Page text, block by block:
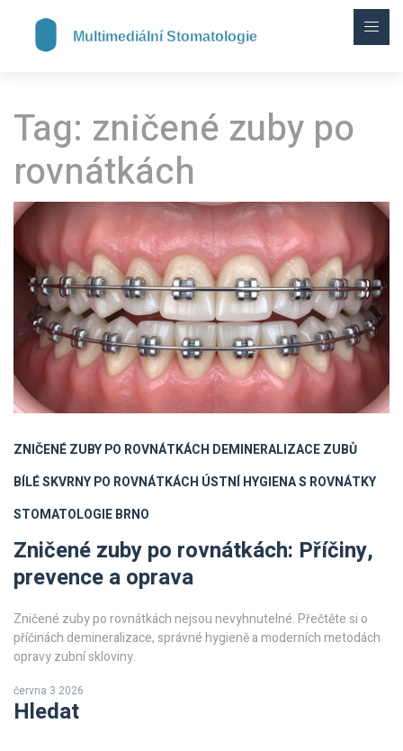
Tag: zničené zuby po
rovnátkách
ZNIČENÉ ZUBY PO ROVNÁTKÁCH DEMINERALIZACE ZUBŮ
BÍLÉ SKVRNY PO ROVNÁTKÁCH ÚSTNÍ HYGIENA S ROVNÁTKY
STOMATOLOGIE BRNO
Zničené zuby po rovnátkách: Příčiny,
prevence a oprava
Zničené zuby po rovnátkách nejsou nevyhnutelné. Přečtěte si o
příčinách demineralizace, správné hygieně a moderních metodách
opravy zubní skloviny.
června 3 2026
Hledat